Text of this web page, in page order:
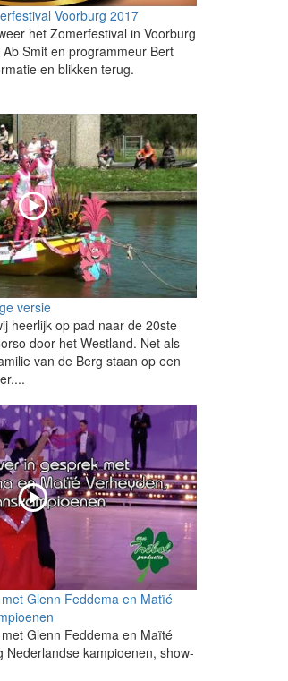
Voorburg 2017
het Zomerfestival in Voorburg
Smit en programmeur Bert
en blikken terug.
versie
heerlijk op pad naar de 20ste
door het Westland. Net als
van de Berg staan op een
Glenn Feddema en Matïé
Glenn Feddema en Maïté
Nederlandse kampioenen, show-